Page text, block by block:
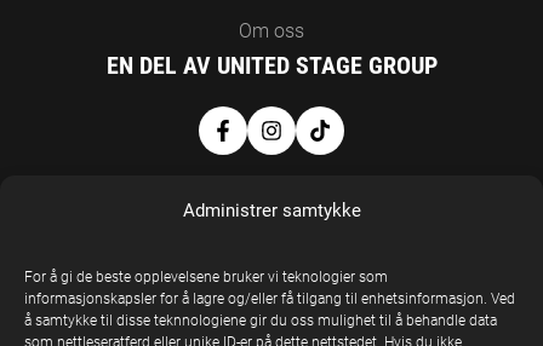
Administrer samtykke
For å gi de beste opplevelsene bruker vi teknologier som
informasjonskapsler for å lagre og/eller få tilgang til enhetsinformasjon. Ved
å samtykke til disse teknnologiene gir du oss mulighet til å behandle data
som nettleseratferd eller unike ID-er på dette nettstedet. Hvis du ikke
Om oss
EN DEL AV UNITED STAGE GROUP
United Stage